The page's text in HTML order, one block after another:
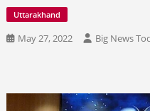
Uttarakhand
May 27, 2022 Big News